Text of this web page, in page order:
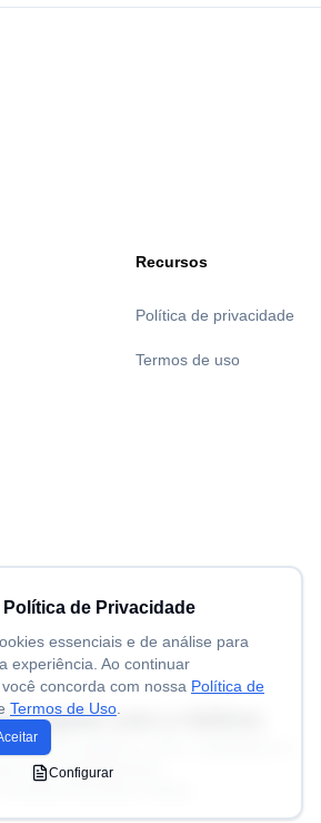
Recursos
Política de privacidade
Termos de uso
rápido com a
concursos públicos, enem, vestibulares e
mais gratuitamente.
de Privacidade
essenciais e de análise para
experiência. Ao continuar
concorda com nossa Política de
Termos de Uso
Configurar